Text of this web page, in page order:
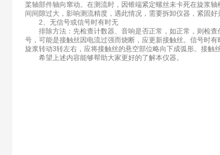
桨轴部件轴向窜动。在测流时，因锥端紧定螺丝未卡死在旋浆
间间隙过大，影响测流精度，遇此情况，需要拆卸仪器，紧固
2、无信号或信号时有时无
排除方法：先检查计数器、音响是否正常，如正常，则检查
号，可能是接触丝因电流过强而烧断，应更新接触丝。信号时
旋浆转动3转左右，应将接触丝的悬空部位略向下成弧形。接
希望上述内容能够帮助大家更好的了解本仪器。